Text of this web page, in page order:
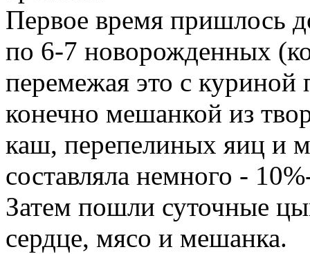
Первое время пришлось
по 6-7 новорожденных (
перемежая это с
конечно мешанкой из
каш, перепелиных яиц и
составляла немного -
Затем пошли суточные
сердце, мясо и мешанка.